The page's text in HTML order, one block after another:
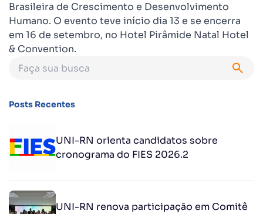
Brasileira de Crescimento e Desenvolvimento
Humano. O evento teve início dia 13 e se encerra
em 16 de setembro, no Hotel Pirâmide Natal Hotel
& Convention.
Posts Recentes
UNI-RN orienta candidatos sobre
cronograma do FIES 2026.2
UNI-RN renova participação em Comitê